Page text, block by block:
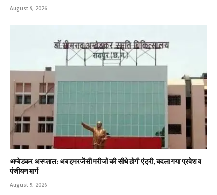
August 9, 2026
अम्बेडकर अस्पताल: अब इमरजेंसी मरीजों की सीधे होगी एंट्री, बदला गया प्रवेश व
पंजीयन मार्ग
August 9, 2026